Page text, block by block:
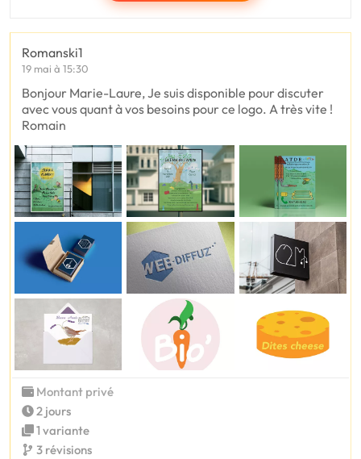
Romanski1
19 mai à 15:30
Bonjour Marie-Laure, Je suis disponible pour discuter
avec vous quant à vos besoins pour ce logo. A très vite !
Romain
Montant privé
2 jours
1 variante
3 révisions